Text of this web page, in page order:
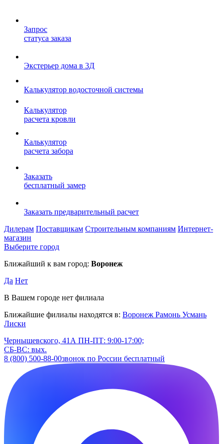
Запрос
статуса заказа
Экстерьер дома в 3Д
Калькулятор водосточной системы
Калькулятор
расчета кровли
Калькулятор
расчета забора
Заказать
бесплатный замер
Заказать предварительный расчет
Дилерам Поставщикам Строительным компаниям Интернет-
магазин
Выберите город
Ближайший к вам город: Воронеж
Да Нет
В Вашем городе нет филиала
Ближайшие филиалы находятся в: Воронеж Рамонь Усмань
Лиски
Чернышевского, 41А ПН-ПТ: 9:00-17:00;
СБ-ВС: вых.
8 (800) 500-88-00звонок по России бесплатный